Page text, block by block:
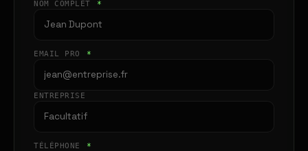
NOM COMPLET *
EMAIL PRO *
ENTREPRISE
TÉLÉPHONE *